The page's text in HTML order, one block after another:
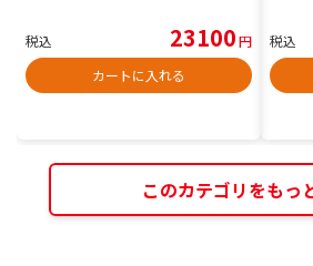
税込 23100円
カートに入れる
税込
このカテゴリをもっ